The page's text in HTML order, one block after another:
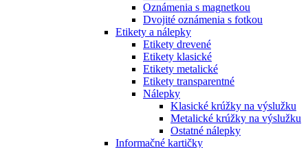
Oznámenia s magnetkou
Dvojité oznámenia s fotkou
Etikety a nálepky
Etikety drevené
Etikety klasické
Etikety metalické
Etikety transparentné
Nálepky
Klasické krúžky na výslužku
Metalické krúžky na výslužku
Ostatné nálepky
Informačné kartičky